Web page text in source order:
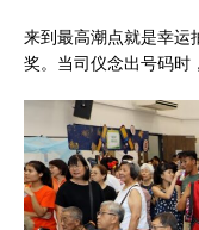
来到最高潮点就是幸运
奖。当司仪念出号码时